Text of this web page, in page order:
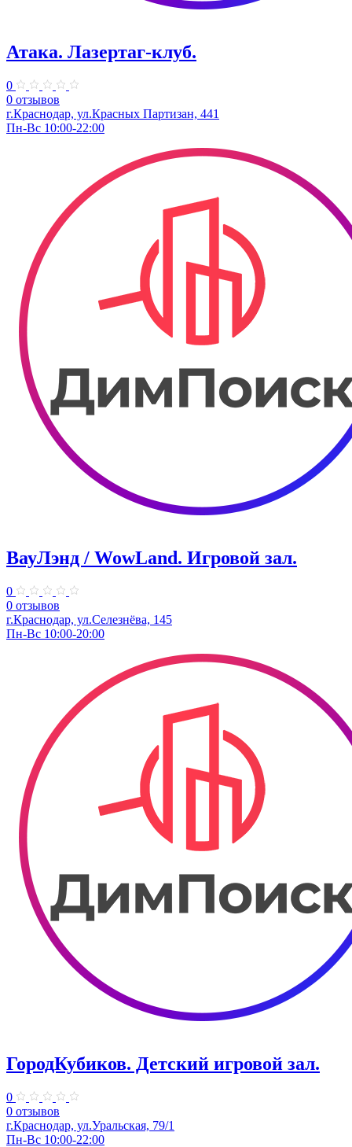
Атака. ​Лазертаг-клуб.
0
0 отзывов
г.Краснодар, ул.Красных Партизан, 441
Пн-Вс 10:00-22:00
ВауЛэнд / WowLand. ​Игровой зал.
0
0 отзывов
г.Краснодар, ул.Селезнёва, 145
Пн-Вс 10:00-20:00
ГородКубиков. ​Детский игровой зал.
0
0 отзывов
г.Краснодар, ​ул.Уральская, 79/1
Пн-Вс 10:00-22:00